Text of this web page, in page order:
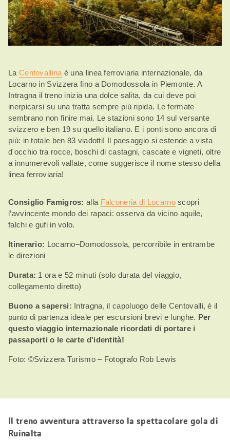
La Centovallina è una linea ferroviaria internazionale, da
Locarno in Svizzera fino a Domodossola in Piemonte. A
Intragna il treno inizia una dolce salita, da cui deve poi
inerpicarsi su una tratta sempre più ripida. Le fermate
sembrano non finire mai. Le stazioni sono 14 sul versante
svizzero e ben 19 su quello italiano. E i ponti sono ancora di
più: in totale ben 83 viadotti! Il paesaggio si estende a vista
d'occhio tra rocce, boschi di castagni, cascate e vigneti, oltre
a innumerevoli vallate, come suggerisce il nome stesso della
linea ferroviaria!
Consiglio Famigros: alla Falconeria di Locarnoscopri
l’avvincente mondo dei rapaci: osserva da vicino aquile,
falchi e gufi in volo.
Itinerario: Locarno–Domodossola, percorribile in entrambe
le direzioni
Durata: 1 ora e 52 minuti (solo durata del viaggio,
collegamento diretto)
Buono a sapersi: Intragna, il capoluogo delle Centovalli, è il
punto di partenza ideale per escursioni brevi e lunghe. Per
questo viaggio internazionale ricordati di portare i
passaporti o le carte d'identità!
Foto: ©Svizzera Turismo – Fotografo Rob Lewis
Il treno avventura attraverso la spettacolare gola di
Ruinalta